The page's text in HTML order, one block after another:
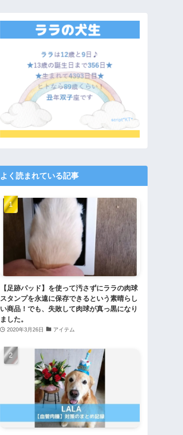
よく読まれている記事
【足跡パッド】を使って汚さずにララの肉球
スタンプを永遠に保存できるという素晴らし
い商品！でも、失敗して肉球が真っ黒になり
ました。
2020年3月26日 アイテム